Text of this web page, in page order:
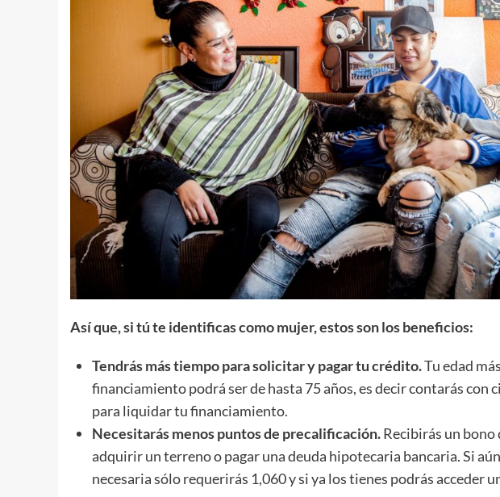
Así que, si tú te identificas como mujer, estos son los beneficios:
Tendrás más tiempo para solicitar y pagar tu crédito.Tu edad
financiamiento podrá ser de hasta 75 años, es decir contarás con
para liquidar tu financiamiento.
Necesitarás menos puntos de precalificación.Recibirás un bono
adquirir un terreno o pagar una deuda hipotecaria bancaria. Si
necesaria sólo requerirás 1,060 y si ya los tienes podrás acceder